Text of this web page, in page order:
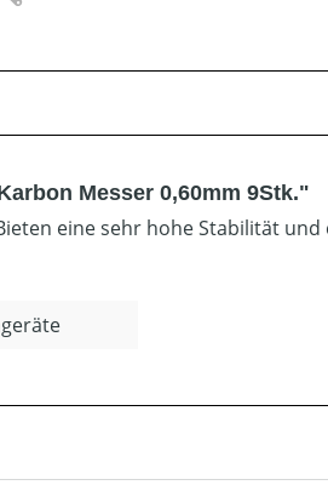
Messer 0,60mm 9Stk."
eine sehr hohe Stabilität